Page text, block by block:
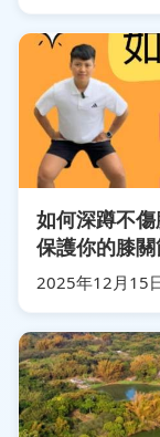
如何深蹲不
保護你的膝
2025年12月15